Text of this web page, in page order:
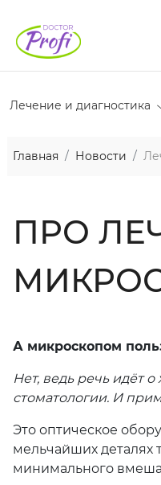
Лечение и диагностика
Главная Новости
ПРО
А микроскопом
Нет, ведь речь идёт
стоматологии. И
Это оптическое
мельчайших деталях
минимального